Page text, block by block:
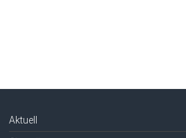
Aktuell